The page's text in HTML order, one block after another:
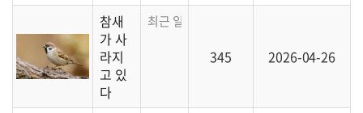
참새
가 사
라지
고 있
다
최근 일본의 조사에 의하면 흔히 볼 수 있
345 2026-04-26